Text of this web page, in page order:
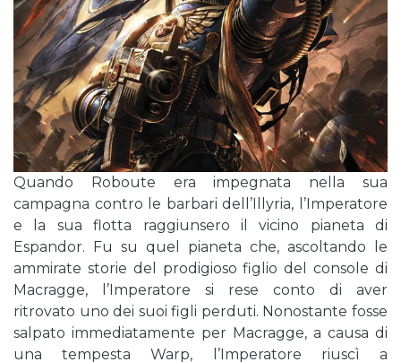
Quando Roboute era impegnata nella sua
campagna contro le barbari dell’Illyria, l’Imperatore
e la sua flotta raggiunsero il vicino pianeta di
Espandor. Fu su quel pianeta che, ascoltando le
ammirate storie del prodigioso figlio del console di
Macragge, l’Imperatore si rese conto di aver
ritrovato uno dei suoi figli perduti. Nonostante fosse
salpato immediatamente per Macragge, a causa di
una tempesta Warp, l’Imperatore riuscì a